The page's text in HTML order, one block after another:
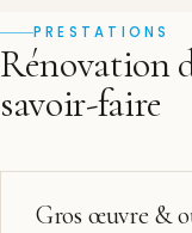
PRESTATIONS
Rénovation
savoir-faire
Gros œuvre &